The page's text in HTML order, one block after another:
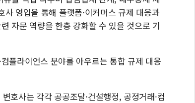
영입을 통해 플랫폼·이커머스 규제 대응과
자문 역량을 한층 강화할 수 있을 것으로 기
플라이언스 분야를 아우르는 통합 규제 대응
호사는 각각 공공조달·건설행정, 공정거래·컴